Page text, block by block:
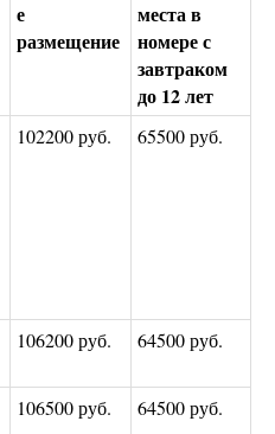
е
размещение
места в
номере с
завтраком
до 12 лет
102200 руб. 65500 руб.
106200 руб. 64500 руб.
106500 руб. 64500 руб.